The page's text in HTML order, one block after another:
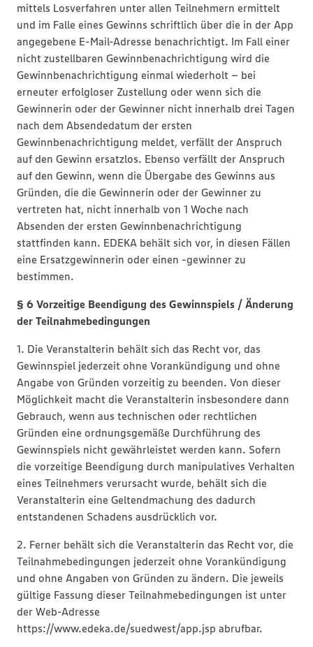
mittels Losverfahren unter allen Teilnehmern ermittelt
und im Falle eines Gewinns schriftlich über die in der App
angegebene E-Mail-Adresse benachrichtigt. Im Fall einer
nicht zustellbaren Gewinnbenachrichtigung wird die
Gewinnbenachrichtigung einmal wiederholt – bei
erneuter erfolgloser Zustellung oder wenn sich die
Gewinnerin oder der Gewinner nicht innerhalb drei Tagen
nach dem Absendedatum der ersten
Gewinnbenachrichtigung meldet, verfällt der Anspruch
auf den Gewinn ersatzlos. Ebenso verfällt der Anspruch
auf den Gewinn, wenn die Übergabe des Gewinns aus
Gründen, die die Gewinnerin oder der Gewinner zu
vertreten hat, nicht innerhalb von 1 Woche nach
Absenden der ersten Gewinnbenachrichtigung
stattfinden kann. EDEKA behält sich vor, in diesen Fällen
eine Ersatzgewinnerin oder einen -gewinner zu
bestimmen.
§ 6 Vorzeitige Beendigung des Gewinnspiels / Änderung
der Teilnahmebedingungen
1. Die Veranstalterin behält sich das Recht vor, das
Gewinnspiel jederzeit ohne Vorankündigung und ohne
Angabe von Gründen vorzeitig zu beenden. Von dieser
Möglichkeit macht die Veranstalterin insbesondere dann
Gebrauch, wenn aus technischen oder rechtlichen
Gründen eine ordnungsgemäße Durchführung des
Gewinnspiels nicht gewährleistet werden kann. Sofern
die vorzeitige Beendigung durch manipulatives Verhalten
eines Teilnehmers verursacht wurde, behält sich die
Veranstalterin eine Geltendmachung des dadurch
entstandenen Schadens ausdrücklich vor.
2. Ferner behält sich die Veranstalterin das Recht vor, die
Teilnahmebedingungen jederzeit ohne Vorankündigung
und ohne Angaben von Gründen zu ändern. Die jeweils
gültige Fassung dieser Teilnahmebedingungen ist unter
der Web-Adresse
https://www.edeka.de/suedwest/app.jsp abrufbar.